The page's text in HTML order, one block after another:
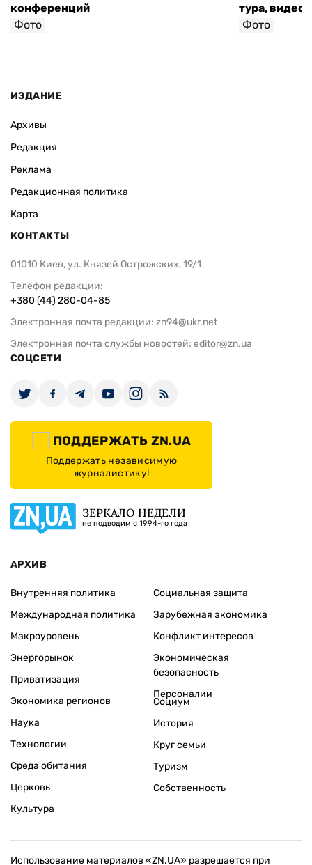
конференций
Фото
тура, видео
Фото
ИЗДАНИЕ
Архивы
Редакция
Реклама
Редакционная политика
Карта
КОНТАКТЫ
01010 Киев, ул. Князей Острожских, 19/1
Телефон редакции:
+380 (44) 280-04-85
Электронная почта редакции: zn94@ukr.net
Электронная почта службы новостей: editor@zn.ua
СОЦСЕТИ
ПОДДЕРЖАТЬ ZN.UA
Поддержать независимую
журналистику!
ЗЕРКАЛО НЕДЕЛИ
не подводим с 1994-го года
АРХИВ
Внутренняя политика
Международная политика
Макроуровень
Энергорынок
Приватизация
Экономика регионов
Социальная защита
Зарубежная экономика
Конфликт интересов
Экономическая
безопасность
Персоналии
Наука
Технологии
Среда обитания
Церковь
Культура
Социум
История
Круг семьи
Туризм
Собственность
Использование материалов «ZN.UA» разрешается при